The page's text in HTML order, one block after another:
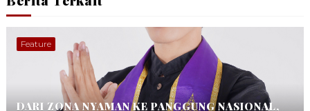
Feature
DARI ZONA NYAMAN KE PANGGUNG NASIONAL,